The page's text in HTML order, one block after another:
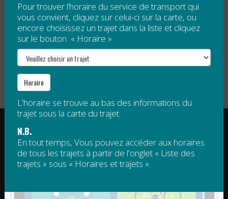
Gratuit, sauf 5 $ par passage pour tout voyage à
destination de Mont Saint-Joseph.
Veuillez noter qu’un droit d’accès est obligatoire pour
le sommet de Mont Saint-Joseph. Ce droit d’accès
n’est pas compris dans le tarif de la navette.
RÉGIE INTERMUNICIPALE DE TRANSPORT
GASPÉSIE – ÎLES-DE-LA-MADELEINE
© 2015 - 2026 Tous droits réservés
Pour trouver l’horaire du service de transport qui
vous convient, cliquez sur celui-ci sur la carte, ou
encore choisissez un trajet dans la liste et cliquez
sur le bouton « Horaire »
Horaire
L'horaire se trouve au bas des informations du
trajet sous la carte du trajet.
N.B.
En tout temps, Vous pouvez accéder aux horaires
de tous les trajets à partir de l'onglet « Liste des
trajets » sous « Horaires et trajets ».